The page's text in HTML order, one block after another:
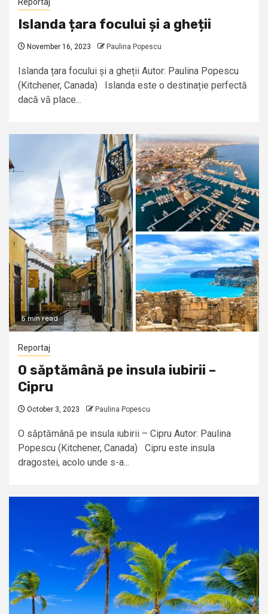
Reportaj
Islanda țara focului și a gheții
November 16, 2023 Paulina Popescu
Islanda țara focului și a gheții Autor: Paulina Popescu
(Kitchener, Canada) Islanda este o destinație perfectă
dacă vă place...
5 min read
Reportaj
O săptămână pe insula iubirii –
Cipru
October 3, 2023 Paulina Popescu
O săptămână pe insula iubirii – Cipru Autor: Paulina
Popescu (Kitchener, Canada) Cipru este insula
dragostei, acolo unde s-a...